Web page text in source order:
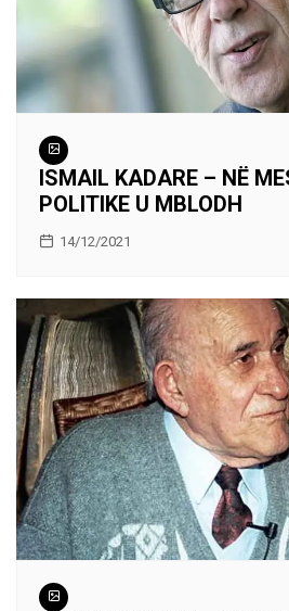
ISMAIL KADARE – NË
POLITIKE U MBLODH
14/12/2021